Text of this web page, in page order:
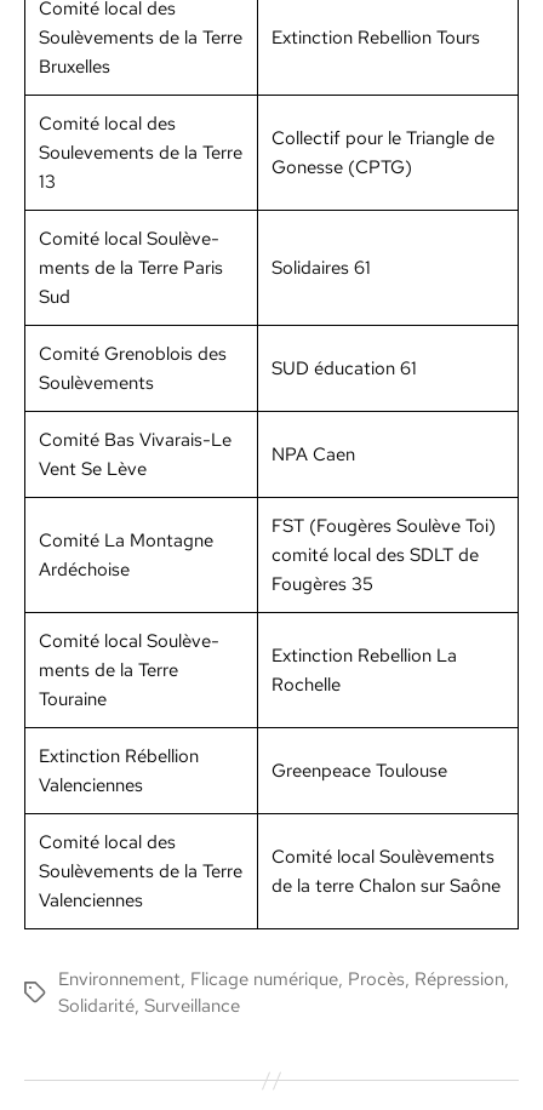
Comité local des
Soulève­ments de la Terre
Brux­elles
Extinc­tion Rebel­lion Tours
Comité local des
Souleve­ments de la Terre
13
Col­lec­tif pour le Tri­an­gle de
Gonesse (CPTG)
Comité local Soulève­
ments de la Terre Paris
Sud
Sol­idaires 61
Comité Grenoblois des
Soulève­ments
SUD édu­ca­tion 61
Comité Bas Vivarais-Le
Vent Se Lève
NPA Caen
Comité La Mon­tagne
Ardé­choise
FST (Fougères Soulève Toi)
comité local des SDLT de
Fougères 35
Comité local Soulève­
ments de la Terre
Touraine
Extinc­tion Rebel­lion La
Rochelle
Extinc­tion Rébel­lion
Valen­ci­ennes
Green­peace Toulouse
Comité local des
Soulève­ments de la Terre
Valen­ci­ennes
Comité local Soulève­ments
de la terre Chalon sur Saône
Étiquettes
Environnement, Flicage numérique, Procès, Répression,
Solidarité, Surveillance